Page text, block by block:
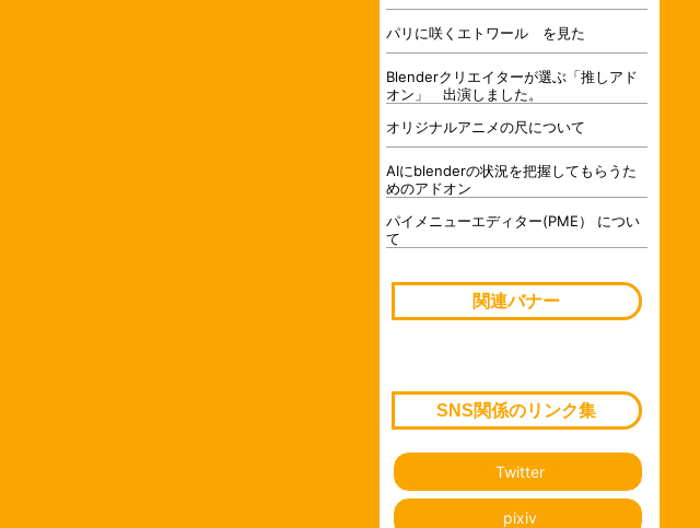
パリに咲くエトワール を見た
Blenderクリエイターが選ぶ「推しアド
オン」 出演しました。
オリジナルアニメの尺について
AIにblenderの状況を把握してもらうた
めのアドオン
パイメニューエディター(PME） につい
て
関連バナー
SNS関係のリンク集
Twitter
pixiv